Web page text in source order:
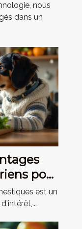
nous
dans un
pour
est un